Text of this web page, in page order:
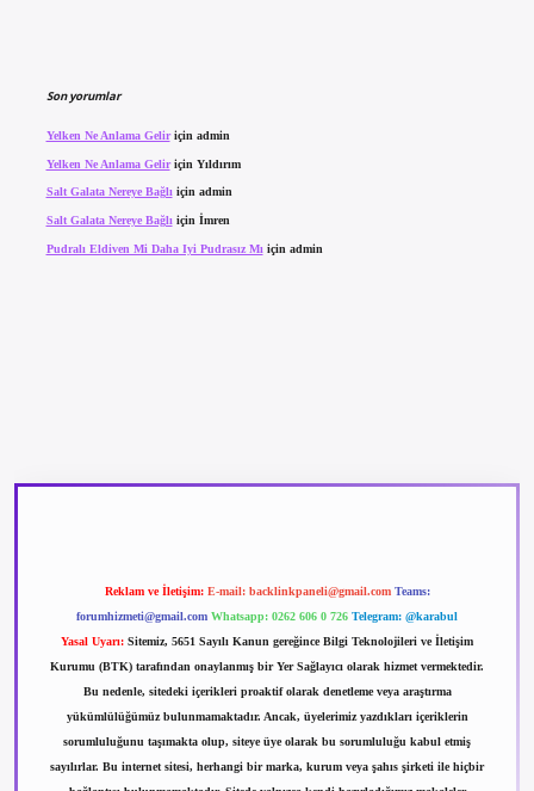
Son yorumlar
Yelken Ne Anlama Geliriçin admin
Yelken Ne Anlama Geliriçin Yıldırım
Salt Galata Nereye Bağlıiçin admin
Salt Galata Nereye Bağlı için İmren
Pudralı Eldiven Mi Daha Iyi Pudrasız Mı için admin
Reklam ve İletişim: E-mail: backlinkpaneli@gmail.com Teams:
forumhizmeti@gmail.com Whatsapp: 0262 606 0 726 Telegram: @karabul
Yasal Uyarı: Sitemiz, 5651 Sayılı Kanun gereğince Bilgi Teknolojileri ve İletişim
Kurumu (BTK) tarafından onaylanmış bir Yer Sağlayıcı olarak hizmet vermektedir.
Bu nedenle, sitedeki içerikleri proaktif olarak denetleme veya araştırma
yükümlülüğümüz bulunmamaktadır. Ancak, üyelerimiz yazdıkları içeriklerin
sorumluluğunu taşımakta olup, siteye üye olarak bu sorumluluğu kabul etmiş
sayılırlar. Bu internet sitesi, herhangi bir marka, kurum veya şahıs şirketi ile hiçbir